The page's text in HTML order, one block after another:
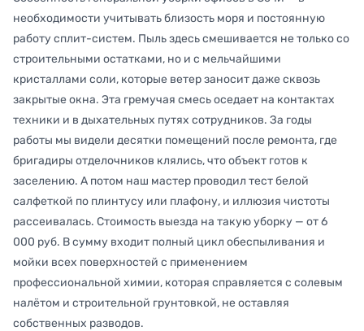
необходимости учитывать близость моря и постоянную
работу сплит-систем. Пыль здесь смешивается не только со
строительными остатками, но и с мельчайшими
кристаллами соли, которые ветер заносит даже сквозь
закрытые окна. Эта гремучая смесь оседает на контактах
техники и в дыхательных путях сотрудников. За годы
работы мы видели десятки помещений после ремонта, где
бригадиры отделочников клялись, что объект готов к
заселению. А потом наш мастер проводил тест белой
салфеткой по плинтусу или плафону, и иллюзия чистоты
рассеивалась. Стоимость выезда на такую уборку — от 6
000 руб. В сумму входит полный цикл обеспыливания и
мойки всех поверхностей с применением
профессиональной химии, которая справляется с солевым
налётом и строительной грунтовкой, не оставляя
собственных разводов.